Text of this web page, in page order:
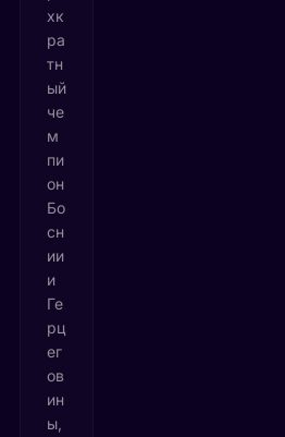
хк
ра
тн
ый
че
м
пи
он
Бо
сн
ии
и
Ге
рц
ег
ов
ин
ы,